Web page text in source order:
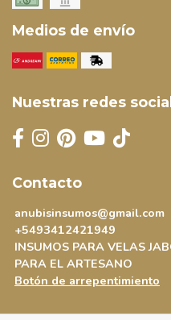
Medios de envío
Nuestras redes
Contacto
anubisinsumos@gmail.com
+5493412421949
INSUMOS PARA VELAS
PARA EL ARTESANO
Botón de arrepentimiento